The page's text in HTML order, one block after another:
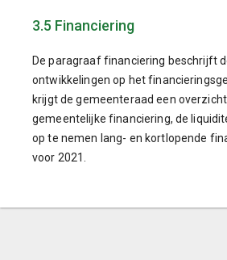
3.5 Financiering
De paragraaf financiering beschrijft
ontwikkelingen op het
krijgt de gemeenteraad een
gemeentelijke financiering, de
op te nemen lang- en kortlopende
voor 2021.